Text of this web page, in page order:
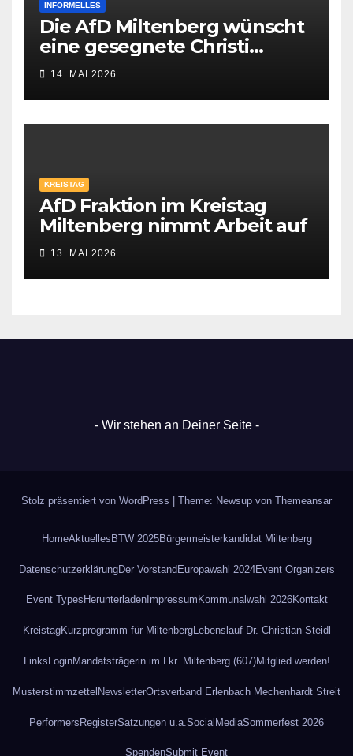
INFORMELLES
Die AfD Miltenberg wünscht
eine gesegnete Christi
Himmelfahrt
14. MAI 2026
KREISTAG
AfD Fraktion im Kreistag
Miltenberg nimmt Arbeit auf
13. MAI 2026
- Wir stehen an Deiner Seite -
Stolz präsentiert von WordPress | Theme: Newsup von Themeansar
HomeAktuelles BTW 2025Bürgermeisterkandidat Miltenberg
Datenschutz­erklärungDer VorstandEuropawahl 2024Event Organizers
Event Types HerunterladenImpressum Kommunalwahl 2026Kontakt
KreistagKurzprogramm für MiltenbergLebenslauf Dr. Christian Steidl
Links LoginMandatsträgerin im Lkr. Miltenberg (607)Mitglied werden!
Musterstimmzettel NewsletterOrtsverband Erlenbach Mechenhardt Streit
PerformersRegisterSatzungen u.a. SocialMediaSommerfest 2026
SpendenSubmit Event